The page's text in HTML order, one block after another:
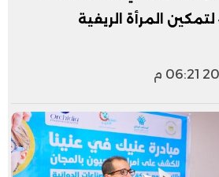
المرأة الريفية